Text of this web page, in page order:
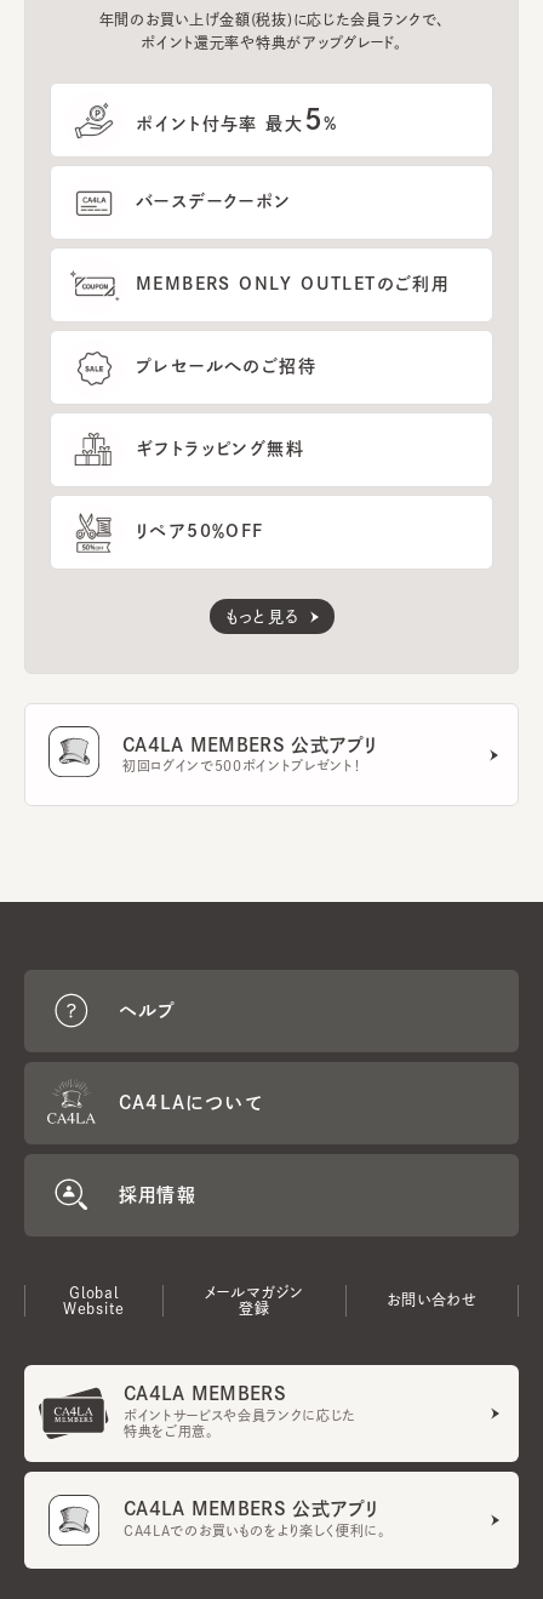
年間のお買い上げ金額(税抜)に応じた会員ランクで、
ポイント還元率や特典がアップグレード。
ポイント付与率 最大 5%
バースデークーポン
MEMBERS ONLY OUTLETのご利用
プレセールへのご招待
ギフトラッピング無料
リペア50％OFF
もっと見る
CA4LA MEMBERS 公式アプリ
初回ログインで500ポイントプレゼント！
ヘルプ
CA4LAについて
採用情報
Global
Website
メールマガジン
登録
お問い合わせ
CA4LA MEMBERS
ポイントサービスや会員ランクに応じた
特典をご用意。
CA4LA MEMBERS 公式アプリ
CA4LAでのお買いものをより楽しく便利に。